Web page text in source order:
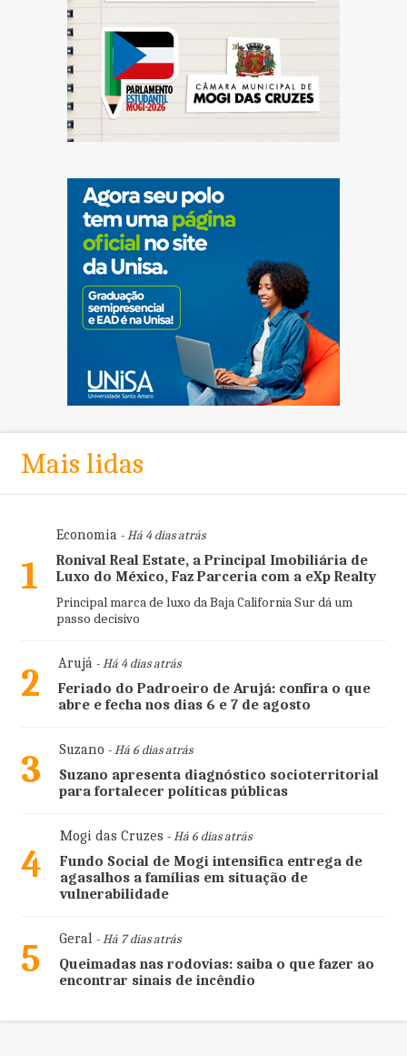
Mais lidas
1
Economia- Há 4 dias atrás
Ronival Real Estate, a Principal Imobiliária de
Luxo do México, Faz Parceria com a eXp Realty
Principal marca de luxo da Baja California Sur dá um
passo decisivo
2 Arujá- Há 4 dias atrás
Feriado do Padroeiro de Arujá: confira o que
abre e fecha nos dias 6 e 7 de agosto
3 Suzano - Há 6 dias atrás
Suzano apresenta diagnóstico socioterritorial
para fortalecer políticas públicas
4
Mogi das Cruzes - Há 6 dias atrás
Fundo Social de Mogi intensifica entrega de
agasalhos a famílias em situação de
vulnerabilidade
5 Geral- Há 7 dias atrás
Queimadas nas rodovias: saiba o que fazer ao
encontrar sinais de incêndio